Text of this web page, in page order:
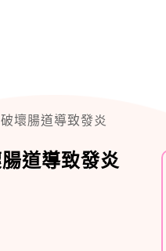
壞腸道導致發炎
道導致發炎